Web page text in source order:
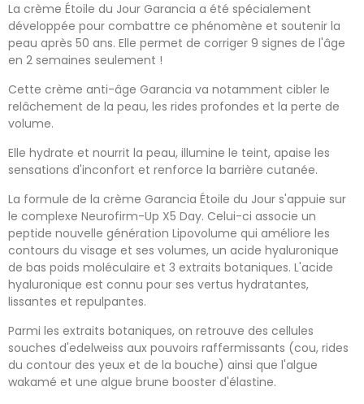
La crème Étoile du Jour Garancia a été spécialement
développée pour combattre ce phénomène et soutenir la
peau après 50 ans. Elle permet de corriger 9 signes de l'âge
en 2 semaines seulement !
Cette crème anti-âge Garancia va notamment cibler le
relâchement de la peau, les rides profondes et la perte de
volume.
Elle hydrate et nourrit la peau, illumine le teint, apaise les
sensations d'inconfort et renforce la barrière cutanée.
La formule de la crème Garancia Étoile du Jour s'appuie sur
le complexe Neurofirm-Up X5 Day. Celui-ci associe un
peptide nouvelle génération Lipovolume qui améliore les
contours du visage et ses volumes, un acide hyaluronique
de bas poids moléculaire et 3 extraits botaniques. L'acide
hyaluronique est connu pour ses vertus hydratantes,
lissantes et repulpantes.
Parmi les extraits botaniques, on retrouve des cellules
souches d'edelweiss aux pouvoirs raffermissants (cou, rides
du contour des yeux et de la bouche) ainsi que l'algue
wakamé et une algue brune booster d'élastine.